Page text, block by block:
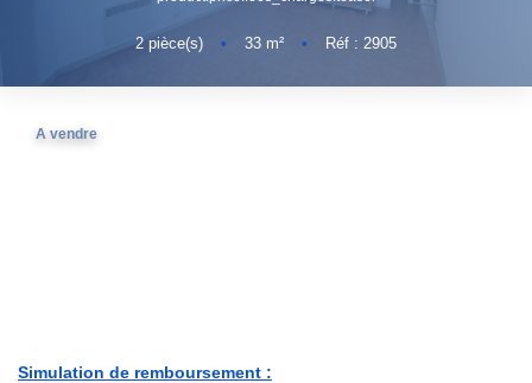
AGENCES
2 pièce(s) • 33 m² • Réf : 2905
A vendre
Simulation de remboursement :